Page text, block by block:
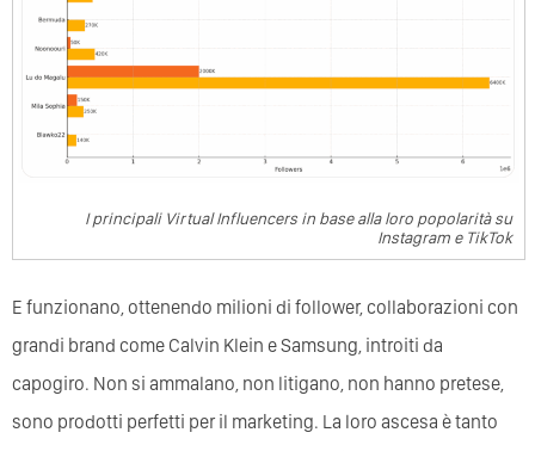
I principali Virtual Influencers in base alla loro popolarità su
Instagram e TikTok
E funzionano, ottenendo milioni di follower, collaborazioni con
grandi brand come Calvin Klein e Samsung, introiti da
capogiro. Non si ammalano, non litigano, non hanno pretese,
sono prodotti perfetti per il marketing. La loro ascesa è tanto